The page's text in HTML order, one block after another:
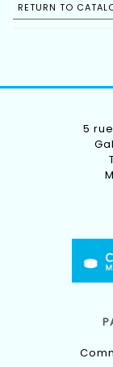
RETURN TO
5